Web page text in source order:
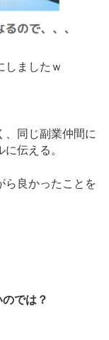
しましたｗ
、同じ副業仲間に
伝える。
ら良かったことを
では？